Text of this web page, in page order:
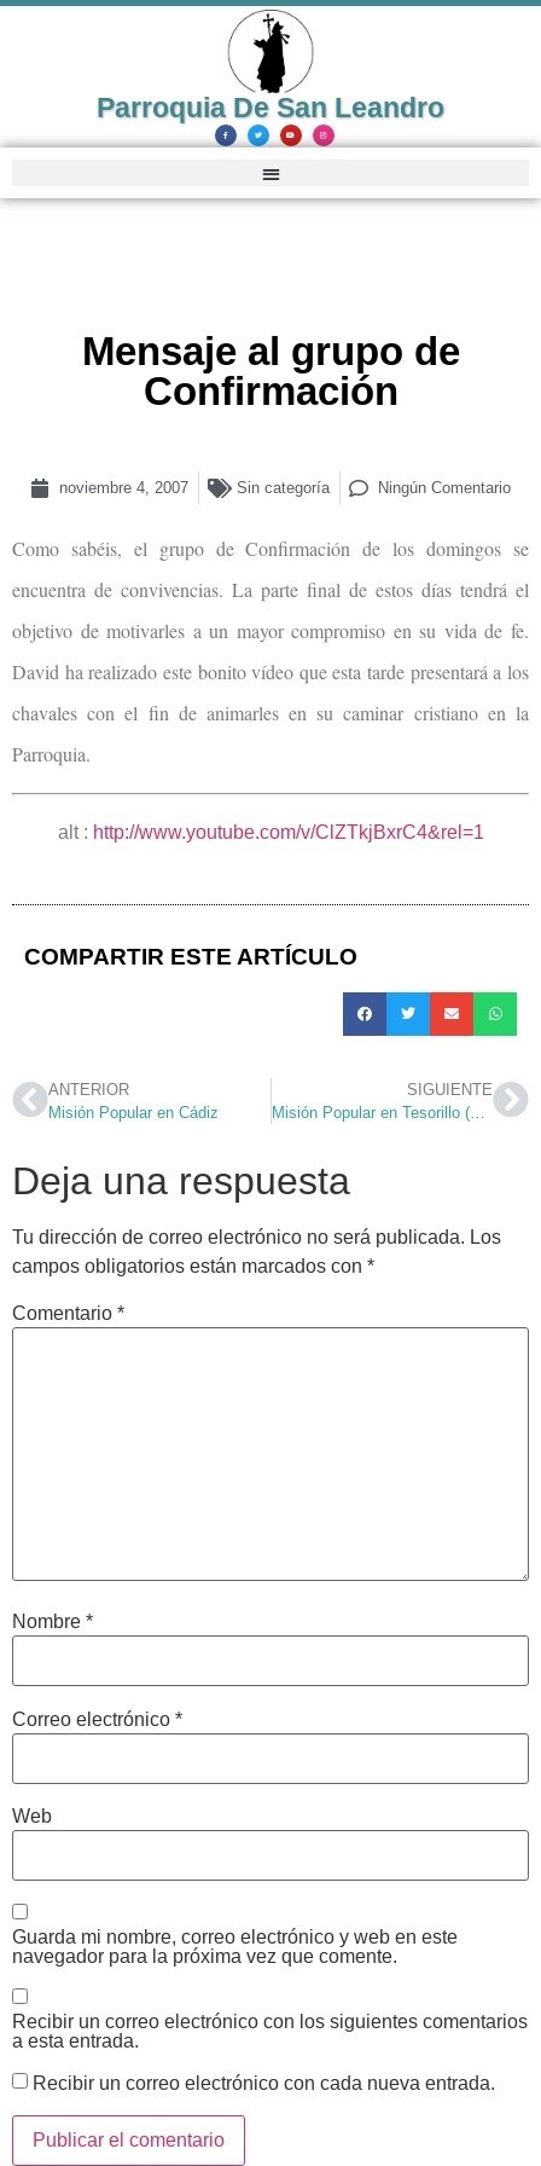
Parroquia De San Leandro
Mensaje al grupo de
Confirmación
noviembre 4, 2007 Sin categoría Ningún Comentario
Como sabéis, el grupo de Confirmación de los domingos se
encuentra de convivencias. La parte final de estos días tendrá el
objetivo de motivarles a un mayor compromiso en su vida de fe.
David ha realizado este bonito vídeo que esta tarde presentará a los
chavales con el fin de animarles en su caminar cristiano en la
Parroquia.
alt : http://www.youtube.com/v/ClZTkjBxrC4&rel=1
COMPARTIR ESTE ARTÍCULO
ANTERIOR
Misión Popular en Cádiz
SIGUIENTE
Misión Popular en Tesorillo (Cádiz)
Deja una respuesta
Tu dirección de correo electrónico no será publicada. Los
campos obligatorios están marcados con *
Comentario *
Nombre *
Correo electrónico *
Web
Guarda mi nombre, correo electrónico y web en este
navegador para la próxima vez que comente.
Recibir un correo electrónico con los siguientes comentarios
a esta entrada.
Recibir un correo electrónico con cada nueva entrada.